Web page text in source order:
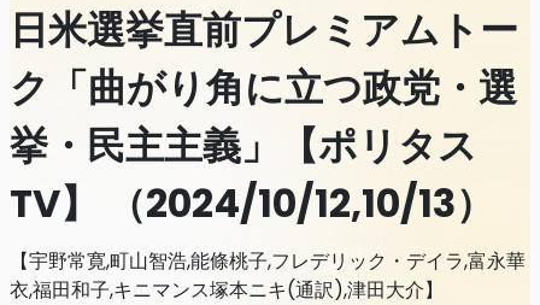
日米選挙直前プレミアムトー
ク「曲がり角に立つ政党・選
挙・民主主義」【ポリタス
TV】 （2024/10/12,10/13）
【宇野常寛,町山智浩,能條桃子,フレデリック・デイラ,富永華
衣,福田和子,キニマンス塚本ニキ(通訳),津田大介】